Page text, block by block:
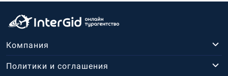
Компания
Политики и соглашения